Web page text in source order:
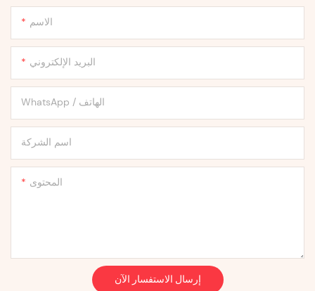
الاسم
البريد الإلكتروني
WhatsApp / الهاتف
اسم الشركة
المحتوى
إرسال الاستفسار الآن